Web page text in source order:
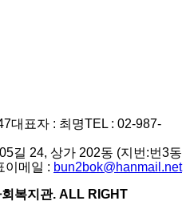
대표자 : 최명TEL : 02-987-
길 24, 상가 202동 (지번:번3동
이메일 : bun2bok@hanmail.net
복지관. ALL RIGHT